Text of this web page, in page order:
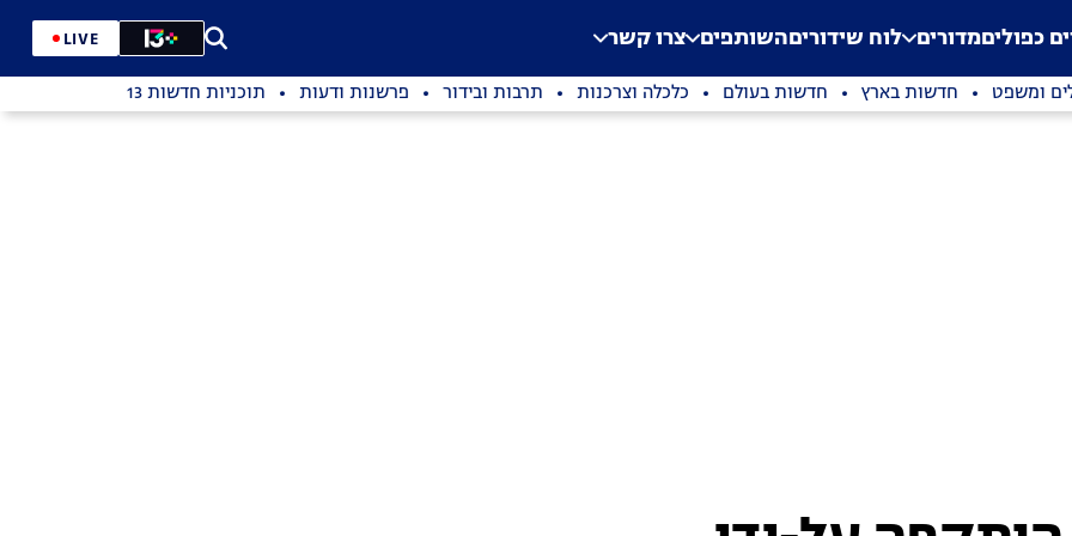
Application error: a
. כפוליםמדורים לוח שידוריםהשותפים צרו קשר LIVE
ומשפט חדשות בארץ חדשות בעולם כלכלה וצרכנות תרבות ובידור פרשנות ודעות תוכניות חדשות 13